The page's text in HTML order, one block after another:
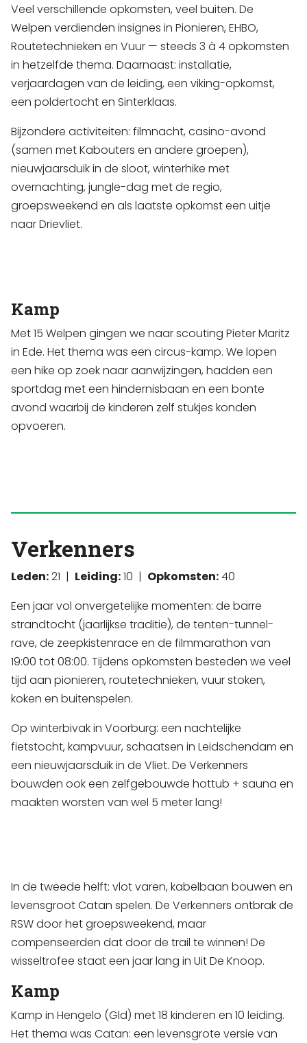
Veel verschillende opkomsten, veel buiten. De
Welpen verdienden insignes in Pionieren, EHBO,
Routetechnieken en Vuur — steeds 3 à 4 opkomsten
in hetzelfde thema. Daarnaast: installatie,
verjaardagen van de leiding, een viking-opkomst,
een poldertocht en Sinterklaas.
Bijzondere activiteiten: filmnacht, casino-avond
(samen met Kabouters en andere groepen),
nieuwjaarsduik in de sloot, winterhike met
overnachting, jungle-dag met de regio,
groepsweekend en als laatste opkomst een uitje
naar Drievliet.
Kamp
Met 15 Welpen gingen we naar scouting Pieter Maritz
in Ede. Het thema was een circus-kamp. We lopen
een hike op zoek naar aanwijzingen, hadden een
sportdag met een hindernisbaan en een bonte
avond waarbij de kinderen zelf stukjes konden
opvoeren.
Verkenners
Leden:21 | Leiding:10 | Opkomsten:40
Een jaar vol onvergetelijke momenten: de barre
strandtocht (jaarlijkse traditie), de tenten-tunnel-
rave, de zeepkistenrace en de filmmarathon van
19:00 tot 08:00. Tijdens opkomsten besteden we veel
tijd aan pionieren, routetechnieken, vuur stoken,
koken en buitenspelen.
Op winterbivak in Voorburg: een nachtelijke
fietstocht, kampvuur, schaatsen in Leidschendam en
een nieuwjaarsduik in de Vliet. De Verkenners
bouwden ook een zelfgebouwde hottub + sauna en
maakten worsten van wel 5 meter lang!
In de tweede helft: vlot varen, kabelbaan bouwen en
levensgroot Catan spelen. De Verkenners ontbrak de
RSW door het groepsweekend, maar
compenseerden dat door de trail te winnen! De
wisseltrofee staat een jaar lang in Uit De Knoop.
Kamp
Kamp in Hengelo (Gld) met 18 kinderen en 10 leiding.
Het thema was Catan: een levensgrote versie van